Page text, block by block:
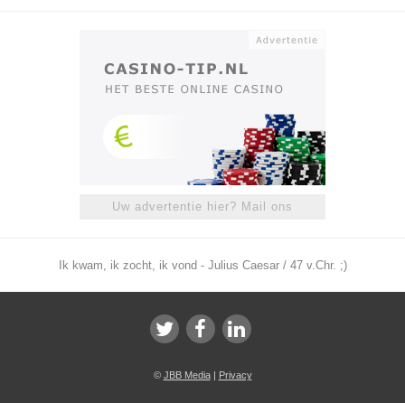
Uw advertentie hier? Mail ons
Ik kwam, ik zocht, ik vond - Julius Caesar / 47 v.Chr. ;)
© JBB Media| Privacy